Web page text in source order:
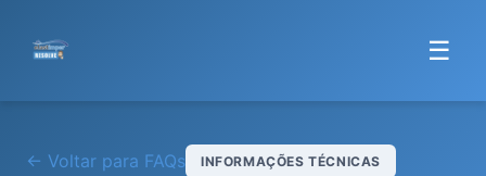
☰
← Voltar para FAQs INFORMAÇÕES TÉCNICAS